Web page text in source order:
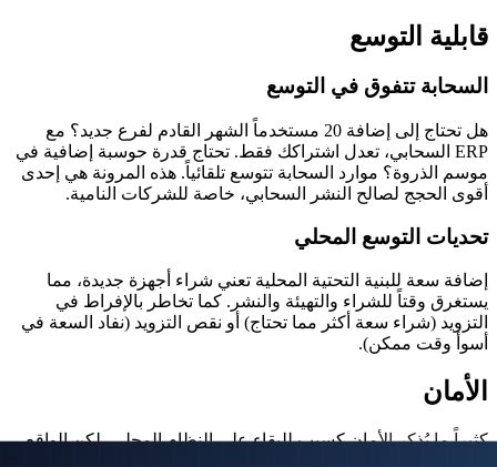
قابلية التوسع
السحابة تتفوق في التوسع
هل تحتاج إلى إضافة 20 مستخدماً الشهر القادم لفرع جديد؟ مع
ERP السحابي، تعدل اشتراكك فقط. تحتاج قدرة حوسبة إضافية في
موسم الذروة؟ موارد السحابة تتوسع تلقائياً. هذه المرونة هي إحدى
أقوى الحجج لصالح النشر السحابي، خاصة للشركات النامية.
تحديات التوسع المحلي
إضافة سعة للبنية التحتية المحلية تعني شراء أجهزة جديدة، مما
يستغرق وقتاً للشراء والتهيئة والنشر. كما تخاطر بالإفراط في
التزويد (شراء سعة أكثر مما تحتاج) أو نقص التزويد (نفاد السعة في
أسوأ وقت ممكن).
الأمان
كثيراً ما يُذكر الأمان كسبب للبقاء على النظام المحلي، لكن الواقع